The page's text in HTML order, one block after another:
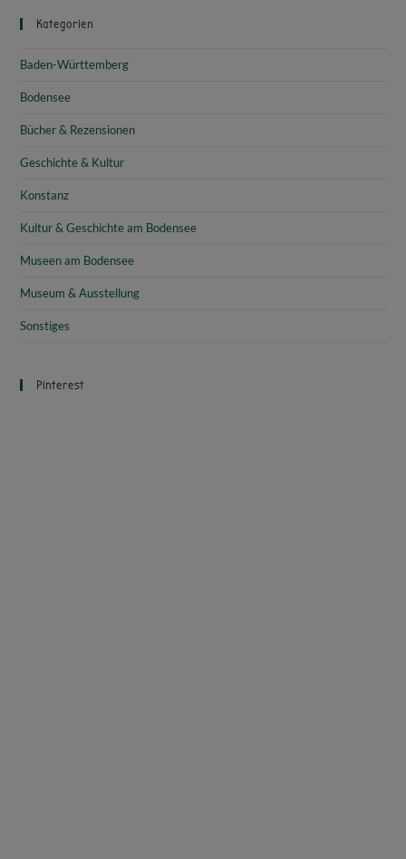
Kategorien
Baden-Württemberg
Bodensee
Bücher & Rezensionen
Geschichte & Kultur
Konstanz
Kultur & Geschichte am Bodensee
Museen am Bodensee
Museum & Ausstellung
Sonstiges
Pinterest